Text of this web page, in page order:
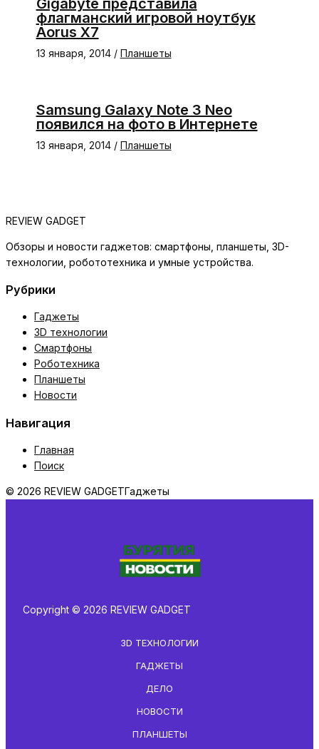
Gigabyte представила
флагманский игровой ноутбук
Aorus X7
13 января, 2014 / Планшеты
Samsung Galaxy Note 3 Neo
появился на фото в Интернете
13 января, 2014 / Планшеты
REVIEW GADGET
Обзоры и новости гаджетов: смартфоны, планшеты, 3D-
технологии, робототехника и умные устройства.
Рубрики
Гаджеты
3D технологии
Смартфоны
Роботехника
Планшеты
Новости
Навигация
Главная
Поиск
© 2026 REVIEW GADGETГаджеты
Copyright © 2026 REVIEW GADGET
3D ТЕХНОЛОГИИ
ГАДЖЕТЫ
ДЕЛО
НОВОСТИ
ПЛАНШЕТЫ